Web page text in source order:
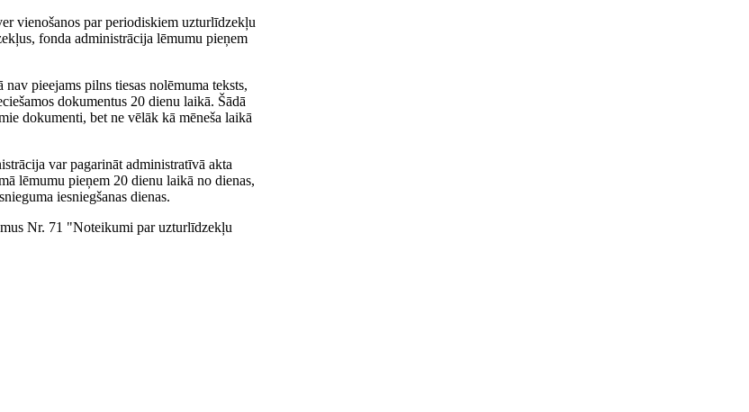
vienošanos par periodiskiem uzturlīdzekļu
fonda administrācija lēmumu pieņem
pieejams pilns tiesas nolēmuma teksts,
dokumentus 20 dienu laikā. Šādā
dokumenti, bet ne vēlāk kā mēneša laikā
var pagarināt administratīvā akta
lēmumu pieņem 20 dienu laikā no dienas,
iesniegšanas dienas.
Nr. 71 "Noteikumi par uzturlīdzekļu